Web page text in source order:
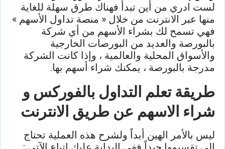
لست ادري من أين تبدأ فهناك طرق سهلة للغاية
منها عبر الانترنت من خلال « منصة تداول الأسهم »
فهي تسمح لك بشراء الأسهم من أي شركة
بالبورصة والعديد من البورصات الخارجية
والأسواق المحلية والعالمية ، وإذا كانت الشركة
مدرجة بالبورصة ، يمكنك شراء أسهم بها.
طريقة تعلم التداول بالفوركس و
شراء الاسهم عن طريق الانترنت
ليس بالأمر الهين أبداً ولشرح هذه العملية تحتاج